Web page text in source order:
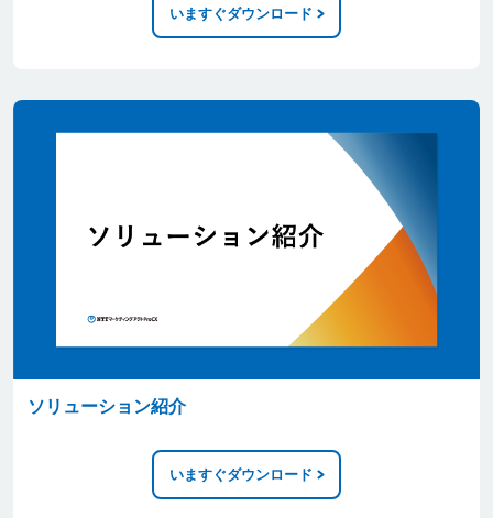
いますぐダウンロード
ソリューション紹介
いますぐダウンロード